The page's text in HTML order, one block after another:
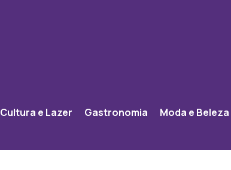
Cultura e Lazer Gastronomia Moda e Beleza